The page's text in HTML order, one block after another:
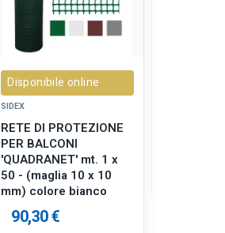
Disponibile online
SIDEX
RETE DI PROTEZIONE
PER BALCONI
'QUADRANET' mt. 1 x
50 - (maglia 10 x 10
mm) colore bianco
90,30 €